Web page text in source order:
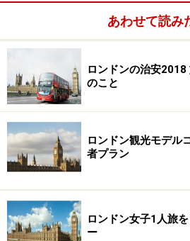
正面玄関を入って直進すると、
Court）という、屋根付きの広い中
館の中でも最も古い部分の一つ
むかたちで、2000年の大改築の
アで、ここに館内インフォメーシ
あわせて読み
ロンドンの治安
のこと
ロンドン観光モデ
者プラン
ロンドン女子1人旅
ー